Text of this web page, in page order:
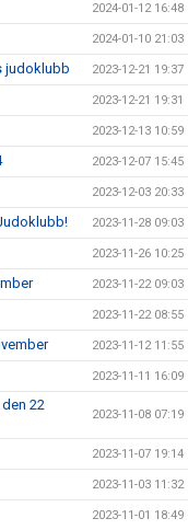
2024-01-12 16:48
2024-01-10 21:03
judoklubb 2023-12-21 19:37
2023-12-21 19:31
2023-12-13 10:59
2023-12-07 15:45
2023-12-03 20:33
2023-11-28 09:03
2023-11-26 10:25
2023-11-22 09:03
2023-11-22 08:55
2023-11-12 11:55
2023-11-11 16:09
22
2023-11-08 07:19
2023-11-07 19:14
2023-11-03 11:32
2023-11-01 18:49